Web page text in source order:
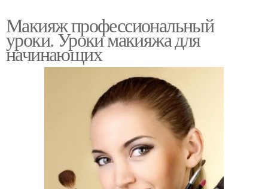
Макияж профессиональный
уроки. Уроки макияжа для
начинающих